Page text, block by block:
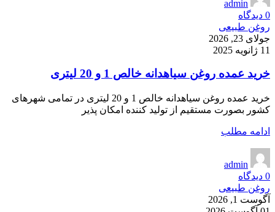
admin
0 دیدگاه
روغن طبیعی
جولای 23, 2026
11 ژانویه 2025
خرید عمده روغن سیاهدانه خالص 1 و 20 لیتری
خرید عمده روغن سیاهدانه خالص 1 و 20 لیتری در تمامی شهرهای
کشور بصورت مستقیم از تولید کننده امکان پذیر
ادامه مطلب
admin
0 دیدگاه
روغن طبیعی
آگوست 1, 2026